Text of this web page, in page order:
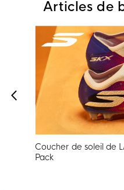
Articles de
Coucher de soleil de
Pack